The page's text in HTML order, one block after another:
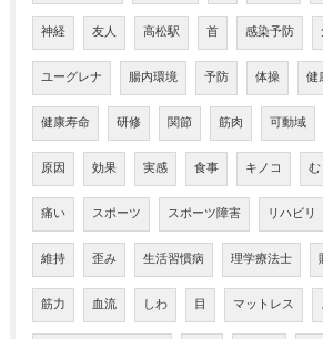
神経 友人 高松駅 首 感染予防
ユーグレナ 腸内環境 予防 体操 健
健康寿命 研修 関節 筋肉 可動域
原因 効果 実感 食事 キノコ
痛い スポーツ スポーツ障害 リハビリ
維持 歪み 生活習慣病 理学療法士
筋力 血流 しわ 目 マットレス